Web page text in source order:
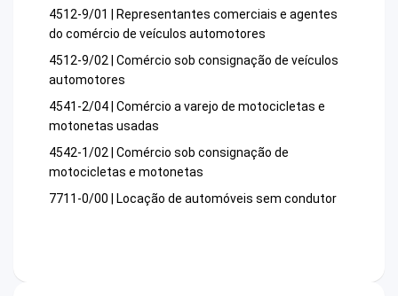
4512-9/01 | Representantes comerciais e agentes
do comércio de veículos automotores
4512-9/02 | Comércio sob consignação de veículos
automotores
4541-2/04 | Comércio a varejo de motocicletas e
motonetas usadas
4542-1/02 | Comércio sob consignação de
motocicletas e motonetas
7711-0/00 | Locação de automóveis sem condutor